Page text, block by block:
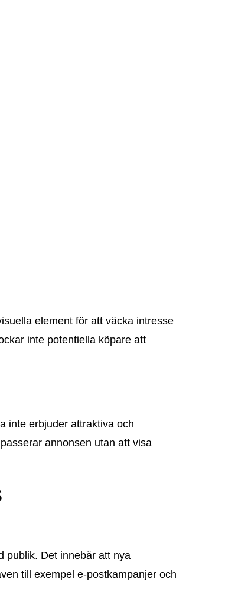
element för att väcka intresse
inte potentiella köpare att
inte erbjuder attraktiva och
annonsen utan att visa
publik. Det innebär att nya
till exempel e-postkampanjer och